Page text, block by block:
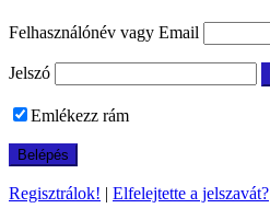
Felhasználónév vagy Email
Jelszó
Emlékezz rám
Regisztrálok! | Elfelejtette a jelszavát?